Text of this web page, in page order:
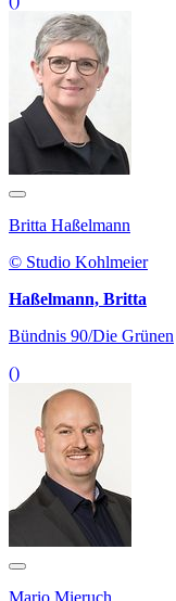
Britta Haßelmann
© Studio Kohlmeier
Haßelmann, Britta
Bündnis 90/Die Grünen
()